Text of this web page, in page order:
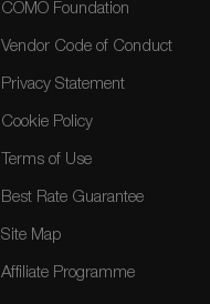
COMO Foundation
Vendor Code of Conduct
Privacy Statement
Cookie Policy
Terms of Use
Best Rate Guarantee
Site Map
Affiliate Programme